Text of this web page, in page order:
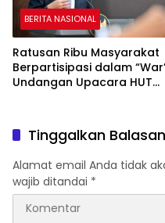
BERITA NASIONAL
Ratusan Ribu Masyarakat
Berpartisipasi dalam
Undangan Upacara HUT
Tinggalkan Balasan
Alamat email Anda tidak
wajib ditandai *